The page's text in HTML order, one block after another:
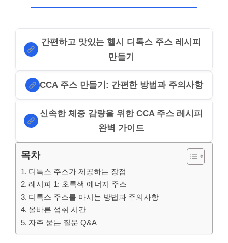
간편하고 맛있는 헬시 디톡스 주스 레시피
만들기
CCA 주스 만들기: 간편한 방법과 주의사항
신속한 체중 감량을 위한 CCA 주스 레시피
완벽 가이드
목차
디톡스 주스가 제공하는 장점
레시피 1: 초록색 에너지 주스
디톡스 주스를 마시는 방법과 주의사항
올바른 섭취 시간
자주 묻는 질문 Q&A